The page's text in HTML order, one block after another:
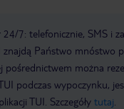
7: telefonicznie, SMS i za
znajdą Państwo mnóstwo
pośrednictwem można
podczas wypoczynku,
TUI. Szczegóły tutaj